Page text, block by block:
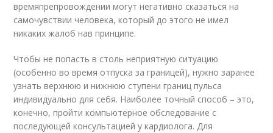
времяпрепровождении могут негативно сказаться на
самочувствии человека, который до этого не имел
никаких жалоб нав принципе.
Чтобы не попасть в столь неприятную ситуацию
(особенно во время отпуска за границей), нужно заранее
узнать верхнюю и нижнюю ступени границ пульса
индивидуально для себя. Наиболее точный способ – это,
конечно, пройти компьютерное обследование с
последующей консультацией у кардиолога. Для